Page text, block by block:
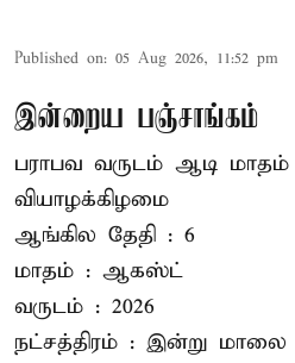
Published on: 05 Aug 2026, 11:52 pm
இன்றைய பஞ்சாங்கம்
பராபவ வருடம் ஆடி மாதம்
வியாழக்கிழமை
ஆங்கில தேதி : 6
மாதம் : ஆகஸ்ட்
வருடம் : 2026
நட்சத்திரம் : இன்று